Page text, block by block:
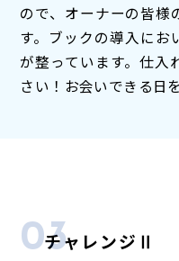
ので、オーナーの皆様
す。ブックの導入にお
が整っています。仕入
さい！お会いできる日
03チャレンジⅡ